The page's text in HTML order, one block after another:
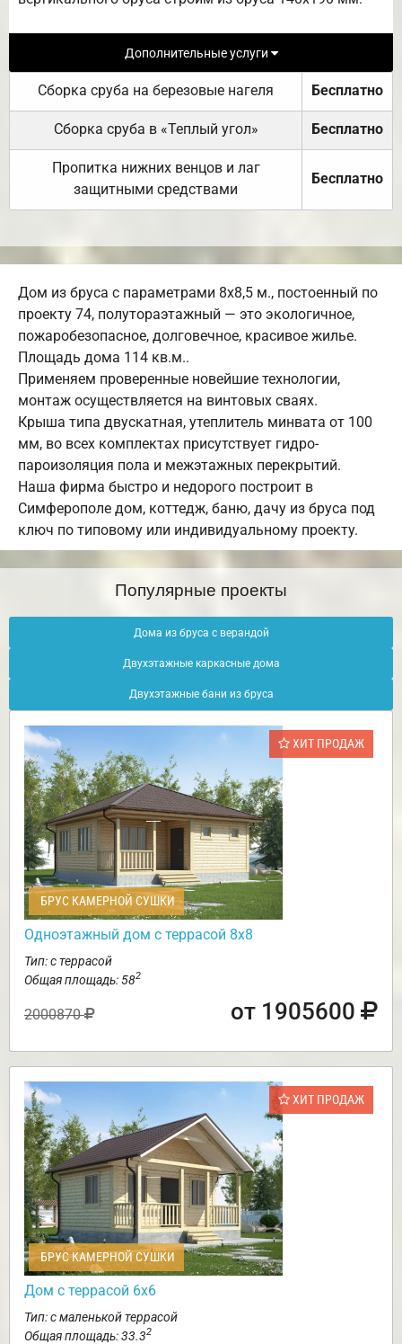
Дополнительные услуги
Сборка сруба на березовые нагеля Бесплатно
Сборка сруба в «Теплый угол» Бесплатно
Пропитка нижних венцов и лаг
защитными средствами
Бесплатно
Дом из бруса с параметрами 8х8,5 м., постоенный по
проекту 74, полутораэтажный — это экологичное,
пожаробезопасное, долговечное, красивое жилье.
Площадь дома 114 кв.м..
Применяем проверенные новейшие технологии,
монтаж осуществляется на винтовых сваях.
Крыша типа двускатная, утеплитель минвата от 100
мм, во всех комплектах присутствует гидро-
пароизоляция пола и межэтажных перекрытий.
Наша фирма быстро и недорого построит в
Симферополе дом, коттедж, баню, дачу из бруса под
ключ по типовому или индивидуальному проекту.
Популярные проекты
Дома из бруса с верандой
Двухэтажные каркасные дома
Двухэтажные бани из бруса
ХИТ ПРОДАЖ
БРУС КАМЕРНОЙ СУШКИ
Одноэтажный дом с террасой 8х8
Тип: с террасой
Общая площадь: 582
2000870 от 1905600
ХИТ ПРОДАЖ
БРУС КАМЕРНОЙ СУШКИ
Дом с террасой 6х6
Тип: с маленькой террасой
Общая площадь: 33.32